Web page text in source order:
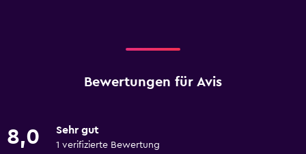
Bewertungen für Avis
8,0 Sehr gut
1 verifizierte Bewertung